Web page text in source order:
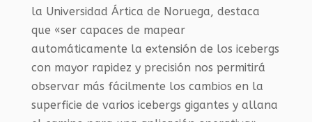
la Universidad Ártica de Noruega, destaca
que «ser capaces de mapear
automáticamente la extensión de los icebergs
con mayor rapidez y precisión nos permitirá
observar más fácilmente los cambios en la
superficie de varios icebergs gigantes y allana